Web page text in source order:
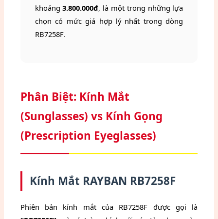
khoảng3.800.000đ, là một trong những lựa
chọn có mức giá hợp lý nhất trong dòng
RB7258F.
Phân Biệt: Kính Mắt
(Sunglasses) vs Kính Gọng
(Prescription Eyeglasses)
Kính Mắt RAYBAN RB7258F
Phiên bản kính mắt của RB7258F được gọi là